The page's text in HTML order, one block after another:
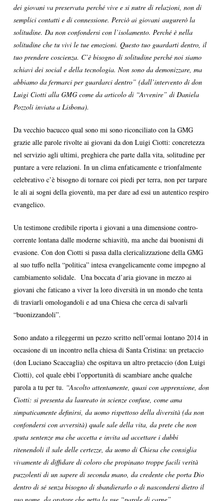
dei giovani va preservata perché vive e si nutre di relazioni, non di
semplici contatti e di connessione. Perciò ai giovani augurerò la
solitudine. Da non confondersi con l’isolamento. Perché è nella
solitudine che tu vivi le tue emozioni. Questo tuo guardarti dentro, il
tuo prendere coscienza. C’è bisogno di solitudine perché noi siamo
schiavi dei social e della tecnologia. Non sono da demonizzare, ma
abbiamo da fermarci per guardarci dentro” (dall’intervento di don
Luigi Ciotti alla GMG come da articolo di “Avvenire” di Daniela
Pozzoli inviata a Lisbona).
Da vecchio bacucco qual sono mi sono riconciliato con la GMG
grazie alle parole rivolte ai giovani da don Luigi Ciotti: concretezza
nel servizio agli ultimi, preghiera che parte dalla vita, solitudine per
puntare a vere relazioni. In un clima enfaticamente e trionfalmente
celebrativo c’è bisogno di tornare coi piedi per terra, non per tarpare
le ali ai sogni della gioventù, ma per dare ad essi un autentico respiro
evangelico.
Un testimone credibile riporta i giovani a una dimensione contro-
corrente lontana dalle moderne schiavitù, ma anche dai buonismi di
evasione. Con don Ciotti si passa dalla clericalizzazione della GMG
al suo tuffo nella “politica” intesa evangelicamente come impegno al
cambiamento solidale. Una boccata d’aria giovane in mezzo ai
giovani che faticano a viver la loro diversità in un mondo che tenta
di traviarli omologandoli e ad una Chiesa che cerca di salvarli
“buonizzandoli”.
Sono andato a rileggermi un pezzo scritto nell’ormai lontano 2014 in
occasione di un incontro nella chiesa di Santa Cristina: un pretaccio
(don Luciano Scaccaglia) che ospitava un altro pretaccio (don Luigi
Ciotti), col quale ebbi l’opportunità di scambiare anche qualche
parola a tu per tu. “Ascolto attentamente, quasi con apprensione, don
Ciotti: si presenta da laureato in scienze confuse, come ama
simpaticamente definirsi, da uomo rispettoso della diversità (da non
confondersi con avversità) quale sale della vita, da prete che non
sputa sentenze ma che accetta e invita ad accettare i dubbi
ritenendoli il sale delle certezze, da uomo di Chiesa che consiglia
vivamente di diffidare di coloro che propinano troppe facili verità
puzzolenti di un sapere di seconda mano, da credente che porta Dio
dentro di sé senza bisogno di sbandierarlo o di nascondersi dietro il